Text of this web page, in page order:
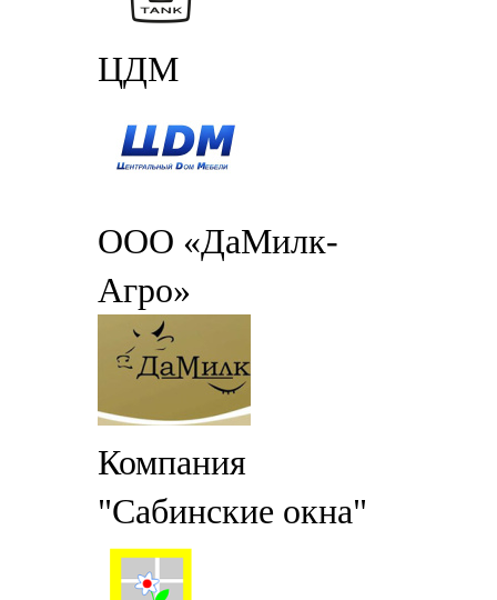
ЦДМ
ООО «ДаМилк-
Агро»
Компания
"Сабинские окна"